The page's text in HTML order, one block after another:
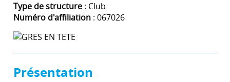
Type de structure : Club
Numéro d'affiliation : 067026
Présentation